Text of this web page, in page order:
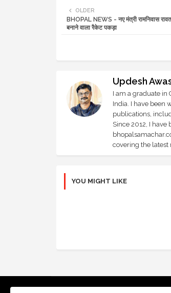
OLDER
BHOPAL NEWS - नए मंत्री रामनिवास
बनाने वाला रैकेट पकड़ा
Updesh
I am a graduate in
India. I have been
publications,
Since 2012, I
covering the latest
YOU MIGHT LIKE